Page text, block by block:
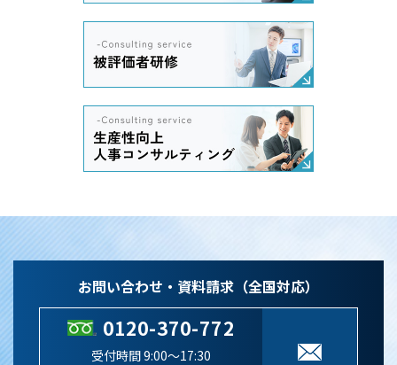
お問い合わせ・資料請求（全国対応）
0120-370-772
受付時間 9:00～17:30